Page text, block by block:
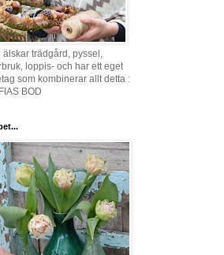
älskar trädgård, pyssel,
loppis- och har ett eget
som kombinerar allt detta :
BOD